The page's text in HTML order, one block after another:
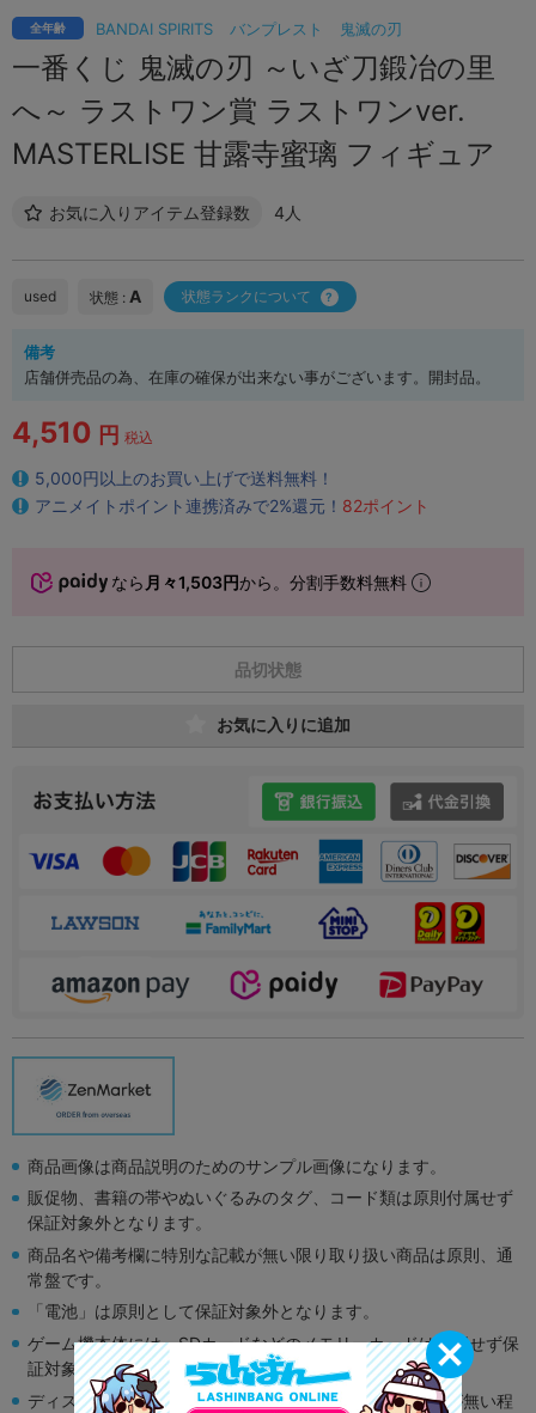
BANDAI SPIRITS バンプレスト 鬼滅の刃
全年齢
一番くじ 鬼滅の刃 ～いざ刀鍛冶の里
へ～ ラストワン賞 ラストワンver.
MASTERLISE 甘露寺蜜璃 フィギュア
お気に入りアイテム登録数 4人
used 状態 : A 状態ランクについて
備考
店舗併売品の為、在庫の確保が出来ない事がございます。開封品。
4,510 円 税込
5,000円以上のお買い上げで送料無料！
アニメイトポイント連携済みで2%還元！ 82ポイント
なら 月々1,503円から。分割手数料無料
品切状態
お気に入りに追加
商品画像は商品説明のためのサンプル画像になります。
販促物、書籍の帯やぬいぐるみのタグ、コード類は原則付属せず
保証対象外となります。
商品名や備考欄に特別な記載が無い限り取り扱い商品は原則、通
常盤です。
「電池」は原則として保証対象外となります。
ゲーム機本体には、SDカードなどのメモリーカードは付属せず保
証対象外となります。
ディスク類の読み取り面のキズに関しまして再生に支障が無い程